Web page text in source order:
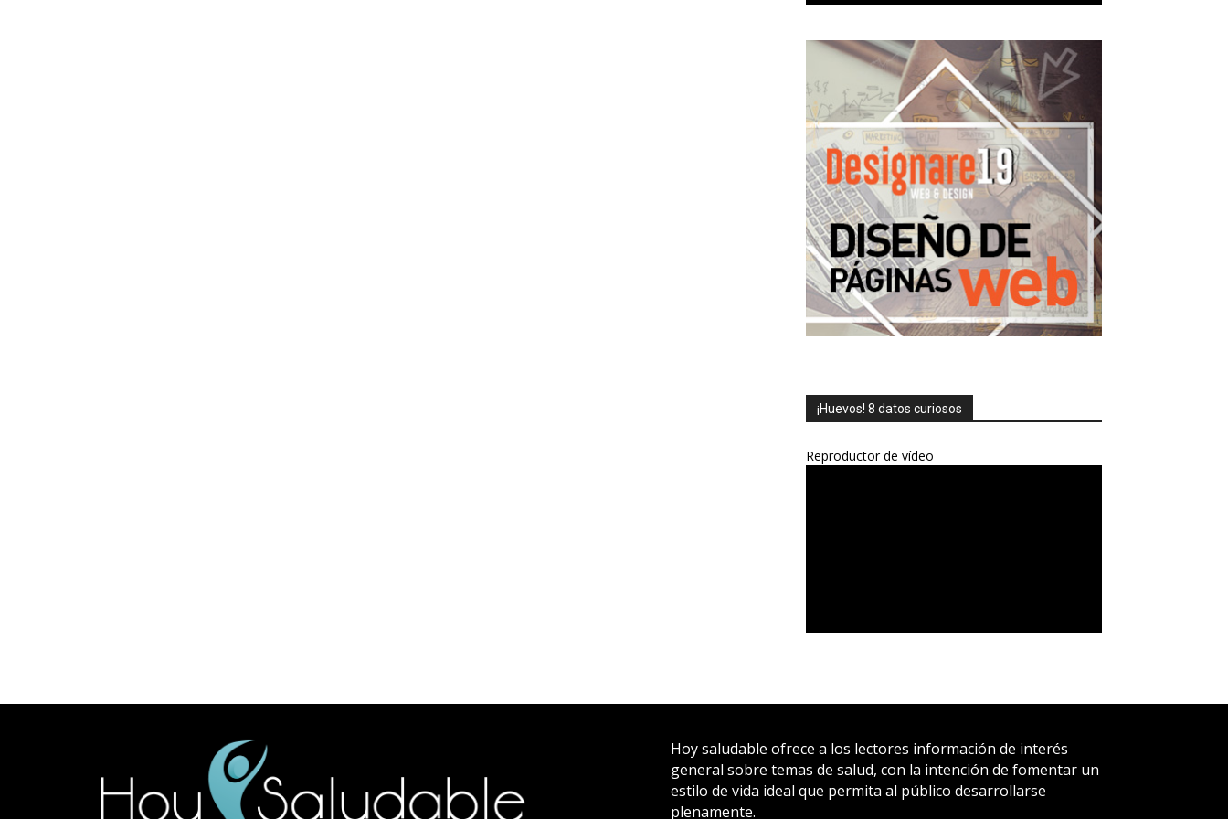
¡Huevos! 8 datos curiosos
Reproductor de vídeo
Hoy saludable ofrece a los lectores información de interés
general sobre temas de salud, con la intención de fomentar un
estilo de vida ideal que permita al público desarrollarse
plenamente.